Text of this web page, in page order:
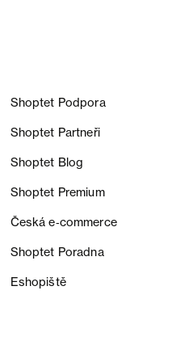
Shoptet Podpora
Shoptet Partneři
Shoptet Blog
Shoptet Premium
Česká e‑commerce
Shoptet Poradna
Eshopiště